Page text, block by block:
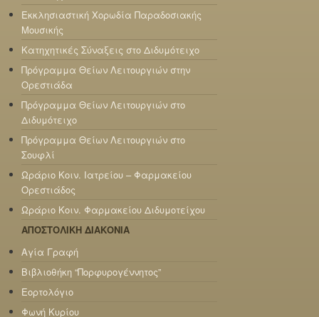
Εκκλησιαστική Χορωδία Παραδοσιακής
Μουσικής
Κατηχητικές Σύναξεις στο Διδυμότειχο
Πρόγραμμα Θείων Λειτουργιών στην
Ορεστιάδα
Πρόγραμμα Θείων Λειτουργιών στο
Διδυμότειχο
Πρόγραμμα Θείων Λειτουργιών στο
Σουφλί
Ωράριο Κοιν. Ιατρείου – Φαρμακείου
Ορεστιάδος
Ωράριο Κοιν. Φαρμακείου Διδυμοτείχου
ΑΠΟΣΤΟΛΙΚΗ ΔΙΑΚΟΝΙΑ
Αγία Γραφή
Βιβλιοθήκη “Πορφυρογέννητος”
Εορτολόγιο
Φωνή Κυρίου